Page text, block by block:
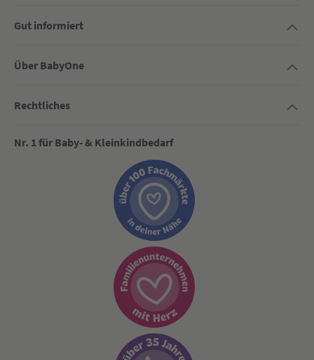
Gut informiert
Über BabyOne
Rechtliches
Nr. 1 für Baby- & Kleinkindbedarf